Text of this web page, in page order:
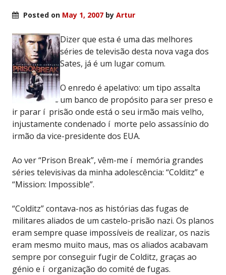
Posted on May 1, 2007 by Artur
Dizer que esta é uma das melhores
séries de televisão desta nova vaga dos
Sates, já é um lugar comum.
O enredo é apelativo: um tipo assalta
um banco de propósito para ser preso e
ir parar í prisão onde está o seu irmão mais velho,
injustamente condenado í morte pelo assassínio do
irmão da vice-presidente dos EUA.
Ao ver “Prison Break”, vêm-me í memória grandes
séries televisivas da minha adolescência: “Colditz” e
“Mission: Impossible”.
“Colditz” contava-nos as histórias das fugas de
militares aliados de um castelo-prisão nazi. Os planos
eram sempre quase impossíveis de realizar, os nazis
eram mesmo muito maus, mas os aliados acabavam
sempre por conseguir fugir de Colditz, graças ao
génio e í organização do comité de fugas.